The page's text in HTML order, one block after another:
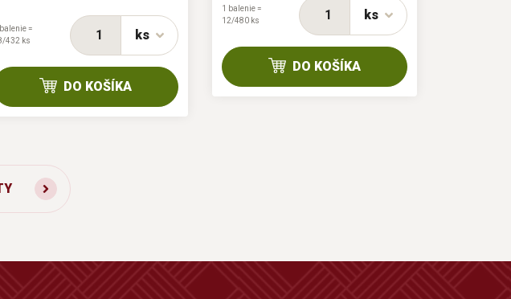
ks
=
432 ks
DO KOŠÍKA
ks
1 balenie =
12/480 ks
DO KOŠÍKA